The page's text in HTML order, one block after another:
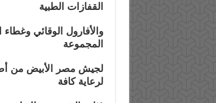
القفازات الطبية
والأفارول الوقائي
المجموعة
لجيش مصر الأبيض من
لرعاية كافة